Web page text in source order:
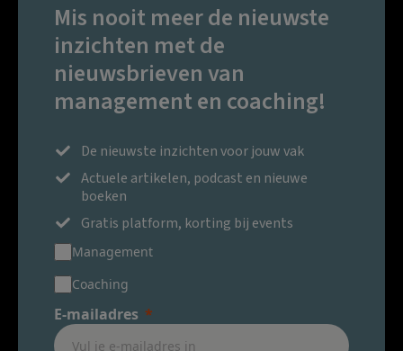
Mis nooit meer de nieuwste
inzichten met de
nieuwsbrieven van
management en coaching!
De nieuwste inzichten voor jouw vak
Actuele artikelen, podcast en nieuwe
boeken
Gratis platform, korting bij events
Management
Coaching
E-mailadres